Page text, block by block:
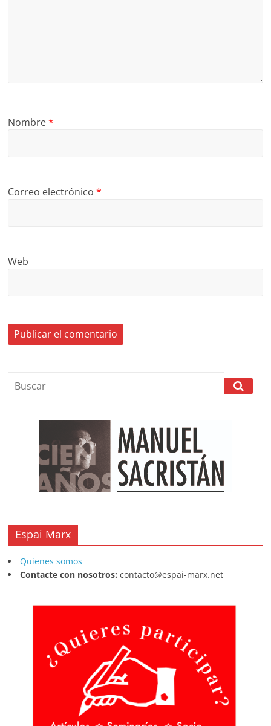
Nombre*
Correo electrónico*
Web
Espai Marx
Quienes somos
Contacte con nosotros: contacto@espai-marx.net